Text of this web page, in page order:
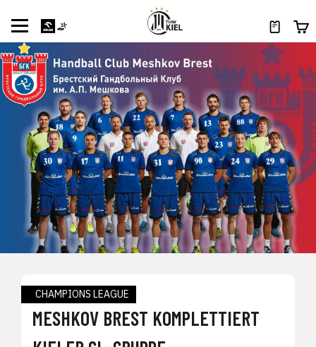
CHAMPIONS LEAGUE
MESHKOV BREST KOMPLETTIERT